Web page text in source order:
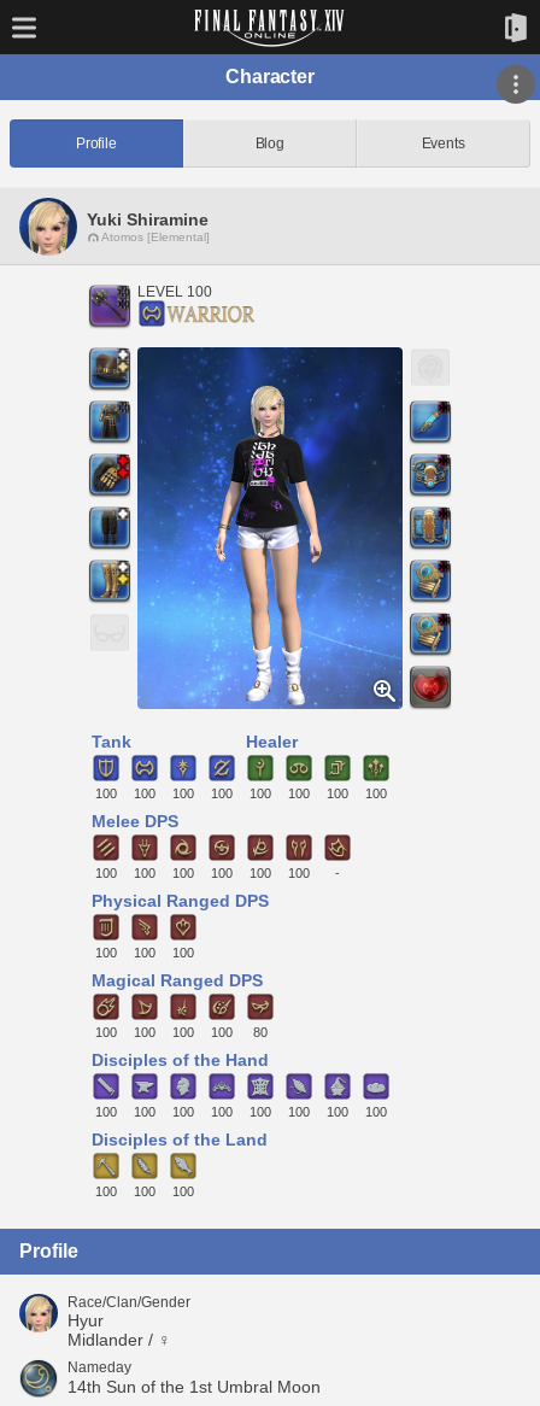
Character
Profile Blog Events
Yuki Shiramine
Atomos [Elemental]
LEVEL 100
Tank
100 100 100 100
Healer
100 100 100 100
Melee DPS
100 100 100 100 100 100 -
Physical Ranged DPS
100 100 100
Magical Ranged DPS
100 100 100 100 80
Disciples of the Hand
100 100 100 100 100 100 100 100
Disciples of the Land
100 100 100
Profile
Race/Clan/Gender
Hyur
Midlander / ♀
Nameday
14th Sun of the 1st Umbral Moon